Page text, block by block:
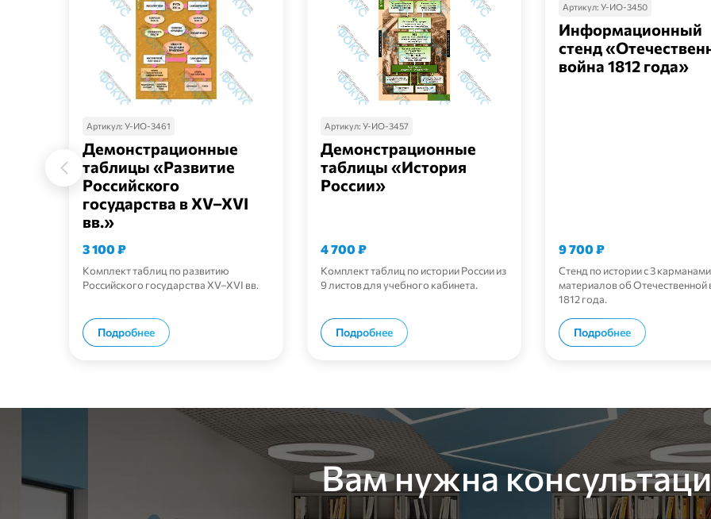
Артикул: У-ИО-3461
Демонстрационные
таблицы «Развитие
Российского
государства в XV–XVI
вв.»
3 100₽
Комплект таблиц по развитию
Российского государства XV–XVI вв.
Подробнее
Артикул: У-ИО-3457
Демонстрационные
таблицы «История
России»
4 700₽
Комплект таблиц по истории России из
9 листов для учебного кабинета.
Подробнее
Артикул: У-ИО-3450
Информационный
стенд
война 1812 года»
9 700₽
Стенд по истории с 3
материалов об Отечественной
1812 года.
Подробнее
Вам нужна